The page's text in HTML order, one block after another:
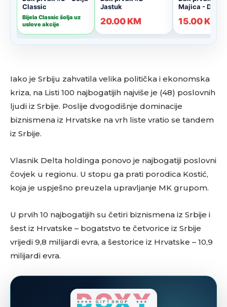
Iako je Srbiju zahvatila velika politička i ekonomska
kriza, na Listi 100 najbogatijih najviše je (48) poslovnih
ljudi iz Srbije. Poslije dvogodišnje dominacije
biznismena iz Hrvatske na vrh liste vratio se tandem
iz Srbije.
Vlasnik Delta holdinga ponovo je najbogatiji poslovni
čovjek u regionu. U stopu ga prati porodica Kostić,
koja je uspješno preuzela upravljanje MK grupom.
U prvih 10 najbogatijih su četiri biznismena iz Srbije i
šest iz Hrvatske – bogatstvo te četvorice iz Srbije
vrijedi 9,8 milijardi evra, a šestorice iz Hrvatske – 10,9
milijardi evra.